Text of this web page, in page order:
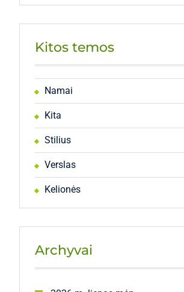
Kitos temos
Namai
Kita
Stilius
Verslas
Kelionės
Archyvai